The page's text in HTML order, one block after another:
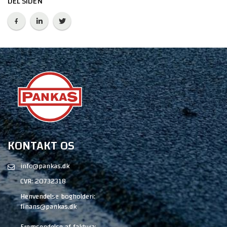
KONTAKT OS
info@pankas.dk
CVR: 20732318
Henvendelse bogholderi:
finans@pankas.dk